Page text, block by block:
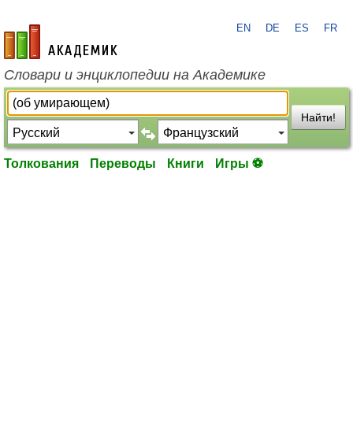
academic.ru
EN DE ES FR
Словари и энциклопедии на Академике
Найти!
Толкования Переводы Книги Игры ⚽